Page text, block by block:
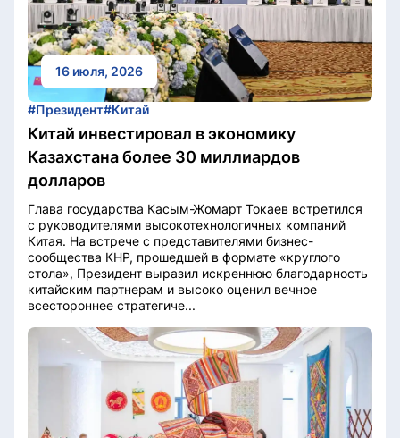
16 июля, 2026
#Президент#Китай
Китай инвестировал в экономику
Казахстана более 30 миллиардов
долларов
Глава государства Касым-Жомарт Токаев встретился
с руководителями высокотехнологичных компаний
Китая. На встрече с представителями бизнес-
сообщества КНР, прошедшей в формате «круглого
стола», Президент выразил искреннюю благодарность
китайским партнерам и высоко оценил вечное
всестороннее стратегиче...